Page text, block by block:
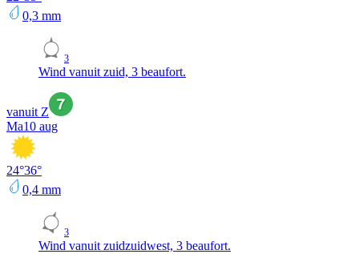
0,3 mm
3
Wind vanuit zuid, 3 beaufort.
vanuit Z
Ma10 aug
24°36°
0,4 mm
3
Wind vanuit zuidzuidwest, 3 beaufort.